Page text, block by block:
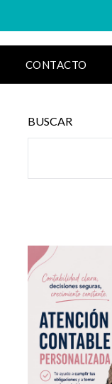
CONTACTO
BUSCAR